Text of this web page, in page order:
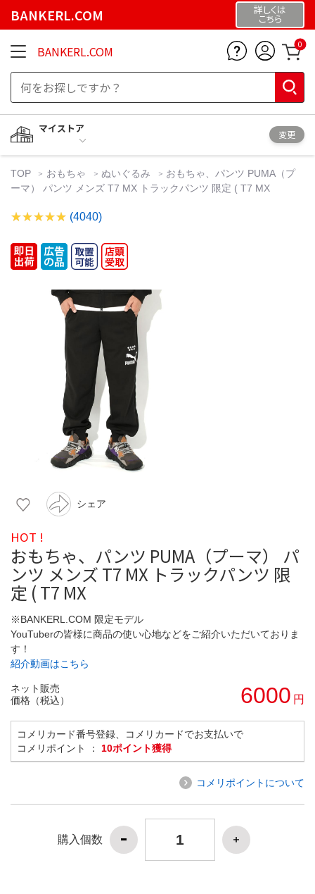
BANKERL.COM 詳しくは
こちら
BANKERL.COM 0
マイストア
変更
TOP おもちゃ ぬいぐるみ
おもちゃ、パンツ PUMA（プ
ーマ） パンツ メンズ T7 MX トラックパンツ 限定 ( T7 MX
(4040)
シェア
HOT !
おもちゃ、パンツ PUMA（プーマ） パ
ンツ メンズ T7 MX トラックパンツ 限
定 ( T7 MX
※BANKERL.COM 限定モデル
YouTuberの皆様に商品の使い心地などをご紹介いただいておりま
す！
紹介動画はこちら
ネット販売
価格（税込）
6000 円
コメリカード番号登録、コメリカードでお支払いで
コメリポイント ： 10ポイント獲得
コメリポイントについて
購入個数